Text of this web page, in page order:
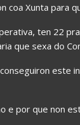
coa Xunta para
ten 22
que sexa do
este
e por que non